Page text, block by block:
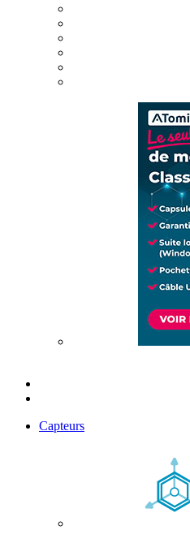
Capteurs